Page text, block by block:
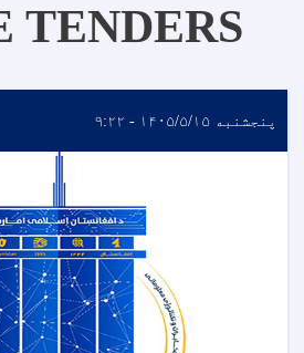
TENDERS
پنجشنبه ۱۴۰۵/۵/۱۵ - ۹:۲۲